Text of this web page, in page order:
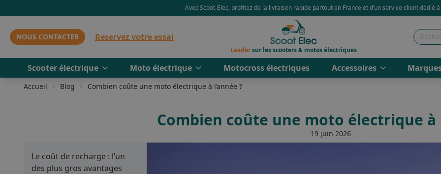
Avec Scoot-Elec, profitez de la livraison rapide partout en France et d’un service client dédié
NOUS CONTACTER Reservez votre essai
Leadersur les scooters & motos électriques
Scooter électrique Moto électrique Motocross électriques Accessoires
Accueil Blog Combien coûte une moto électrique à l’année ?
Combien coûte une moto électrique à
19 juin 2026
Le coût de recharge : l’un
des plus gros avantages